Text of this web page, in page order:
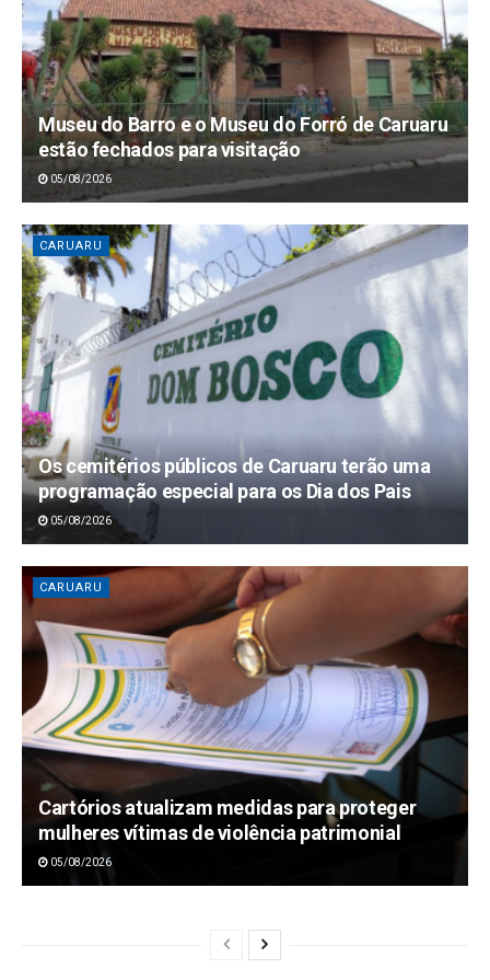
Museu do Barro e o Museu do Forró de Caruaru
estão fechados para visitação
05/08/2026
CARUARU
Os cemitérios públicos de Caruaru terão uma
programação especial para os Dia dos Pais
05/08/2026
CARUARU
Cartórios atualizam medidas para proteger
mulheres vítimas de violência patrimonial
05/08/2026